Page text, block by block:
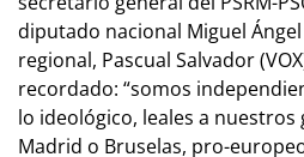
diputado nacional Miguel
regional, Pascual Salvador
recordado: “somos
lo ideológico, leales a
Madrid o Bruselas, pro-